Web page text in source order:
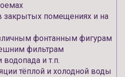
закрытых помещениях и на
фонтанным фигурам
фильтрам
водопада и т.п.
тёплой и холодной воды